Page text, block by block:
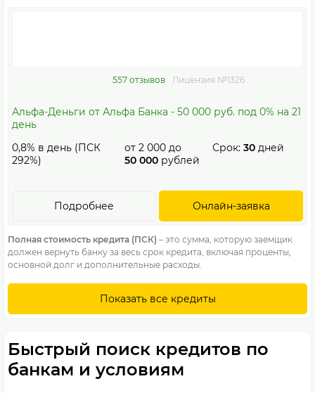
557 отзывов Лицензия №1326
Альфа-Деньги от Альфа Банка - 50 000 руб. под 0% на 21
день
0,8% в день (ПСК
292%)
от 2 000 до
50 000 рублей
Срок: 30дней
Онлайн-заявка
Подробнее
Полная стоимость кредита (ПСК) – это сумма, которую заемщик
должен вернуть банку за весь срок кредита, включая проценты,
основной долг и дополнительные расходы.
Показать все кредиты
Быстрый поиск кредитов по
банкам и условиям